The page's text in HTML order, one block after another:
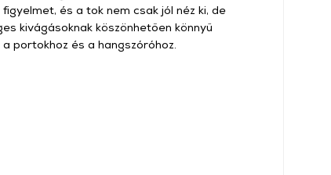
és a tok nem csak jól néz ki, de
kivágásoknak köszönhetően könnyű
portokhoz és a hangszóróhoz.